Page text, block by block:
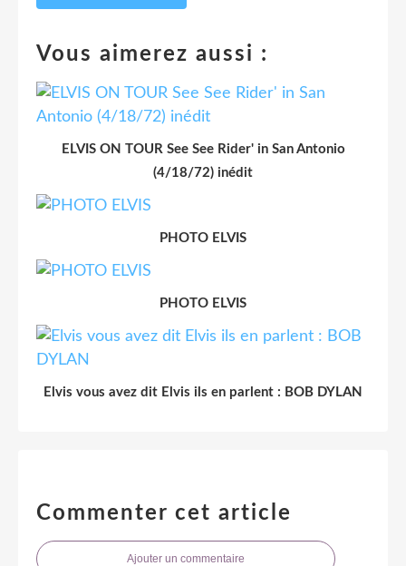
Vous aimerez aussi :
ELVIS ON TOUR See See Rider' in San Antonio
(4/18/72) inédit
PHOTO ELVIS
PHOTO ELVIS
Elvis vous avez dit Elvis ils en parlent : BOB DYLAN
Commenter cet article
Ajouter un commentaire